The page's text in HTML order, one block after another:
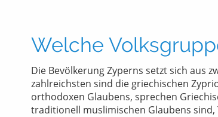
Welche
Die Bevölkerung Zyperns setzt sich aus
zahlreichsten sind die griechischen
orthodoxen Glaubens, sprechen
traditionell muslimischen Glaubens